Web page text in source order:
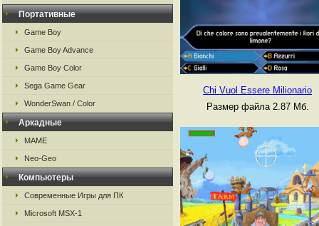
Портативные
Game Boy
Game Boy Advance
Game Boy Color
Sega Game Gear
WonderSwan / Color
Аркадные
MAME
Neo-Geo
Компьютеры
Современные Игры для ПК
Microsoft MSX-1
Chi Vuol Essere Milionario
Размер файла 2.87 Мб.